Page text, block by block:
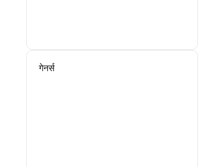
गेनर्स